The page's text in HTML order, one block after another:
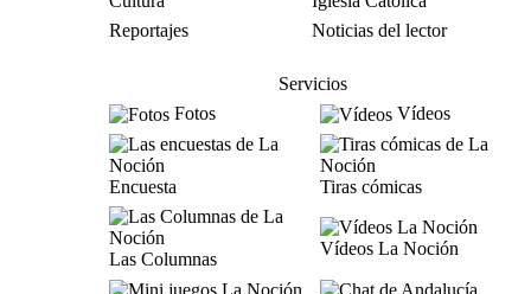
Reportajes
Noticias del lector
Servicios
Fotos
Vídeos
Encuesta Tiras cómicas
Las Columnas
Vídeos La Noción